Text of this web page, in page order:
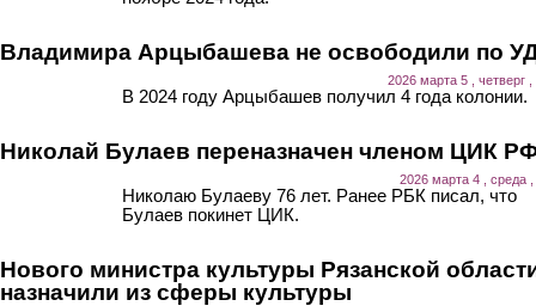
Владимира Арцыбашева не освободили по
2026 марта 5 , четверг ,
В 2024 году Арцыбашев получил 4 года колонии.
Николай Булаев переназначен членом ЦИК
2026 марта 4 , среда ,
Николаю Булаеву 76 лет. Ранее РБК писал, что
Булаев покинет ЦИК.
Нового министра культуры Рязанской
назначили из сферы культуры